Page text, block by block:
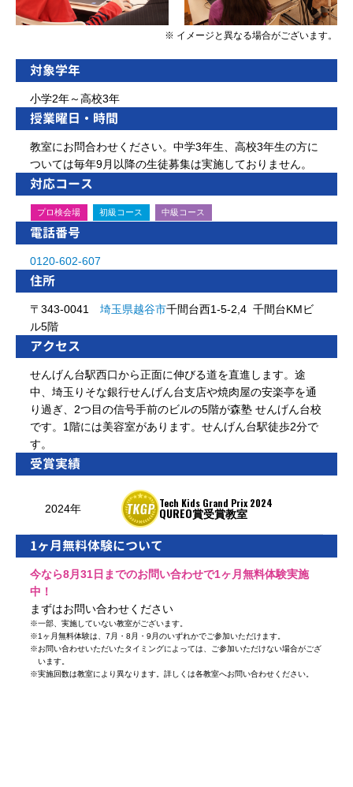
※ イメージと異なる場合がございます。
対象学年
小学2年～高校3年
授業曜日・時間
教室にお問合わせください。中学3年生、高校3年生の方に
ついては毎年9月以降の生徒募集は実施しておりません。
対応コース
プロ検会場 初級コース 中級コース
電話番号
0120-602-607
住所
〒343-0041 埼玉県越谷市千間台西1-5-2,4 千間台KMビ
ル5階
アクセス
せんげん台駅西口から正面に伸びる道を直進します。途
中、埼玉りそな銀行せんげん台支店や焼肉屋の安楽亭を通
り過ぎ、2つ目の信号手前のビルの5階が森塾 せんげん台校
です。1階には美容室があります。せんげん台駅徒歩2分で
す。
受賞実績
2024年 Tech Kids Grand Prix 2024
QUREO賞受賞教室
1ヶ月無料体験について
今なら8月31日までのお問い合わせで1ヶ月無料体験実施
中！
まずはお問い合わせください
※一部、実施していない教室がございます。
※1ヶ月無料体験は、7月・8月・9月のいずれかでご参加いただけます。
※お問い合わせいただいたタイミングによっては、ご参加いただけない場合がござ
います。
※実施回数は教室により異なります。詳しくは各教室へお問い合わせください。